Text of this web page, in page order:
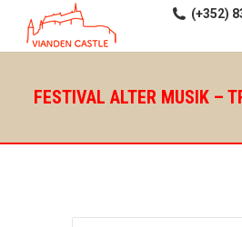
(+352)
FESTIVAL ALTER MUSIK –